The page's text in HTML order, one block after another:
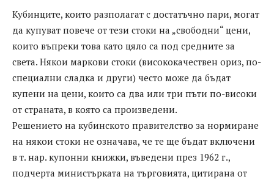
Кубинците, които разполагат с достатъчно пари, могат
да купуват повече от тези стоки на „свободни“ цени,
които въпреки това като цяло са под средните за
света. Някои маркови стоки (висококачествен ориз, по-
специални сладка и други) често може да бъдат
купени на цени, които са два или три пъти по-високи
от страната, в която са произведени.
Решението на кубинското правителство за нормиране
на някои стоки не означава, че те ще бъдат включени
в т. нар. купонни книжки, въведени през 1962 г.,
подчерта министърката на търговията, цитирана от